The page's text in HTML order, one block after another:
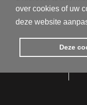
over cookies of uw
deze website
Deze